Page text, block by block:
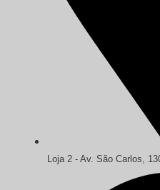
Loja 2 - Av. São Carlos,